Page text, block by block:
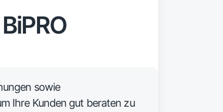
sowie
Ihre Kunden gut beraten zu